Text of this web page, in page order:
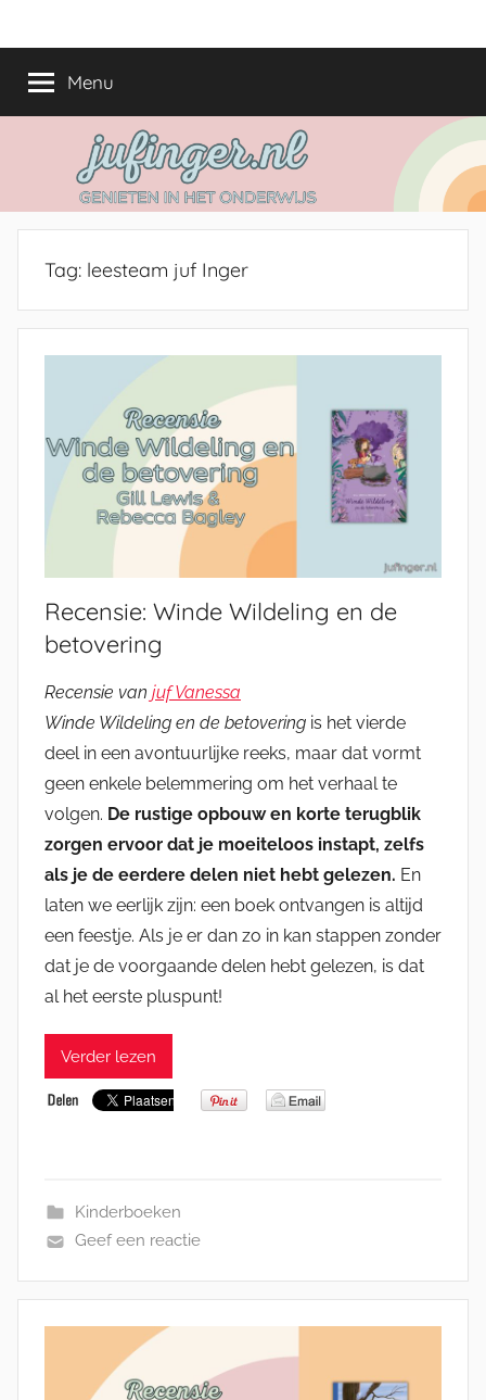
naarjufinger.nl
het
onderwijs
Menu
Tag: leesteam juf Inger
Recensie: Winde Wildeling en de
betovering
Recensie van juf Vanessa
Winde Wildeling en de betovering is het vierde
deel in een avontuurlijke reeks, maar dat vormt
geen enkele belemmering om het verhaal te
volgen. De rustige opbouw en korte terugblik
zorgen ervoor dat je moeiteloos instapt, zelfs
als je de eerdere delen niet hebt gelezen. En
laten we eerlijk zijn: een boek ontvangen is altijd
een feestje. Als je er dan zo in kan stappen zonder
dat je de voorgaande delen hebt gelezen, is dat
al het eerste pluspunt!
Verder lezen
Kinderboeken
Geef een reactie